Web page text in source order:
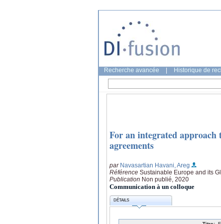
Recherche avancée Historique de
For an integrated
agreements
par Navasartian Havani, Areg
Référence Sustainable Europe and its
Publication Non publié, 2020
Communication à un colloque
DÉTAILS